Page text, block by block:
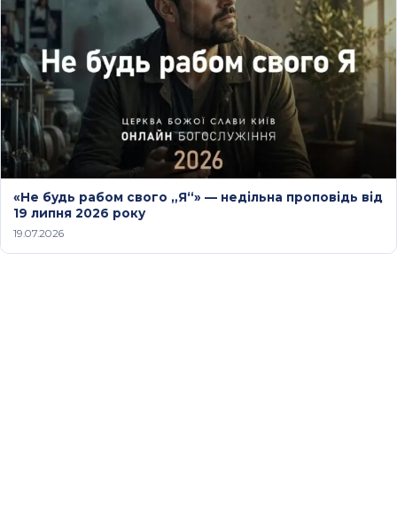
«Не будь рабом свого „Я“» — недільна проповідь від
19 липня 2026 року
19.07.2026